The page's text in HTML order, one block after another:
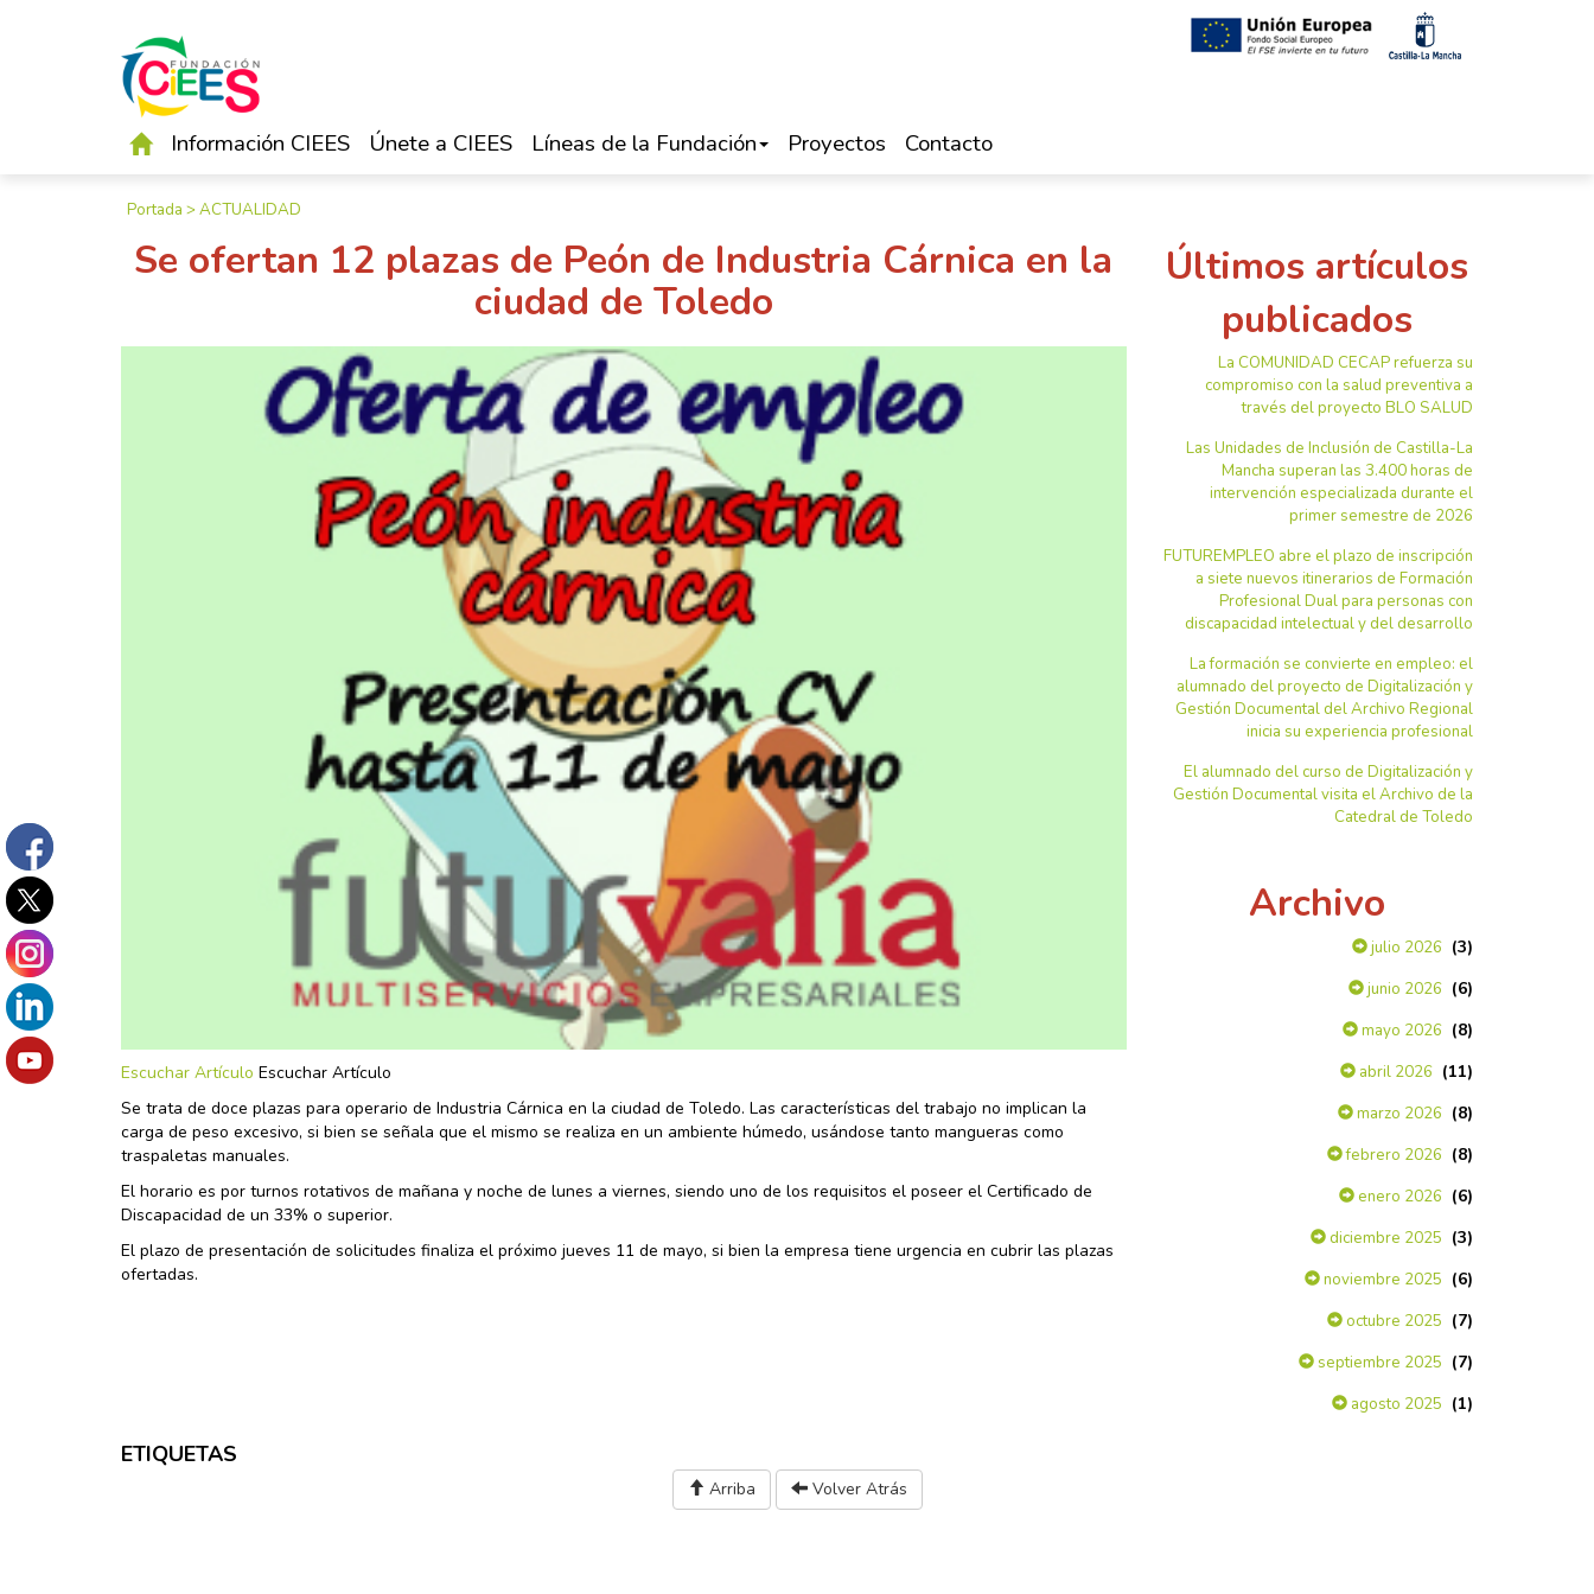
Información CIEES Únete a CIEES Líneas de la Fundación Proyectos Contacto
Portada >ACTUALIDAD
Se ofertan 12 plazas de Peón de Industria Cárnica en la
ciudad de Toledo
Escuchar Artículo Escuchar Artículo
Se trata de doce plazas para operario de Industria Cárnica en la ciudad de Toledo. Las características del trabajo no implican la
carga de peso excesivo, si bien se señala que el mismo se realiza en un ambiente húmedo, usándose tanto mangueras como
traspaletas manuales.
El horario es por turnos rotativos de mañana y noche de lunes a viernes, siendo uno de los requisitos el poseer el Certificado de
Discapacidad de un 33% o superior.
El plazo de presentación de solicitudes finaliza el próximo jueves 11 de mayo, si bien la empresa tiene urgencia en cubrir las plazas
ofertadas.
Últimos artículos
publicados
La COMUNIDAD CECAP refuerza su
compromiso con la salud preventiva a
través del proyecto BLO SALUD
Las Unidades de Inclusión de Castilla-La
Mancha superan las 3.400 horas de
intervención especializada durante el
primer semestre de 2026
FUTUREMPLEO abre el plazo de inscripción
a siete nuevos itinerarios de Formación
Profesional Dual para personas con
discapacidad intelectual y del desarrollo
La formación se convierte en empleo: el
alumnado del proyecto de Digitalización y
Gestión Documental del Archivo Regional
inicia su experiencia profesional
El alumnado del curso de Digitalización y
Gestión Documental visita el Archivo de la
Catedral de Toledo
Archivo
julio 2026 (3)
junio 2026 (6)
mayo 2026 (8)
abril 2026 (11)
marzo 2026 (8)
febrero 2026 (8)
enero 2026 (6)
diciembre 2025 (3)
noviembre 2025 (6)
octubre 2025 (7)
septiembre 2025 (7)
agosto 2025 (1)
ETIQUETAS
Arriba Volver Atrás